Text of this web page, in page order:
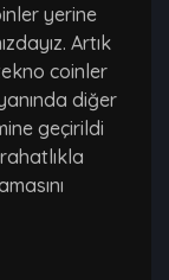
yerine
Artık
coinler
diğer
geçirildi